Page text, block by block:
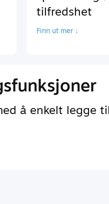
tilfredshet
Finn ut mer ↓
å enkelt legge